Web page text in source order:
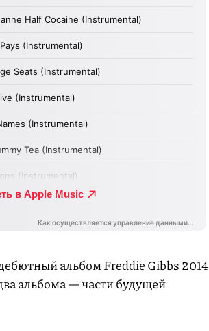
альбом Freddie Gibbs 2014
альбома — части будущей